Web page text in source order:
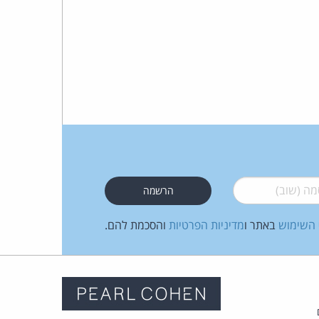
(שוב)*
השימוש באתר ומדיניות הפרטיות והסכמת להם.